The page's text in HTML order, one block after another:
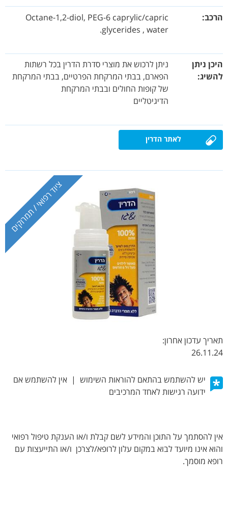
הרכב
Octane-1,2-diol, PEG-6 caprylic/capric
glycerides , water.
היכן ניתן
להשיג
ניתן לרכוש את מוצרי סדרת הדרין בכל רשתות
הפארם, בבתי המרקחת הפרטיים, בבתי המרקחת
של קופות החולים ובבתי המרקחת
הדיגיטליים
לאתר הדרין
ציוד רפואי / תמרוקים
ציוד רפואי / תמרוקים
תאריך עדכון אחרון:
26.11.24
יש להשתמש בהתאם להוראות השימוש | אין להשתמש אם
ידועה רגישות לאחד המרכיבים
אין להסתמך על התוכן והמידע לשם קבלת ו/או הענקת טיפול רפואי
והוא אינו מיועד לבוא במקום עלון לרופא/לצרכן ו/או התייעצות עם
רופא מוסמך.